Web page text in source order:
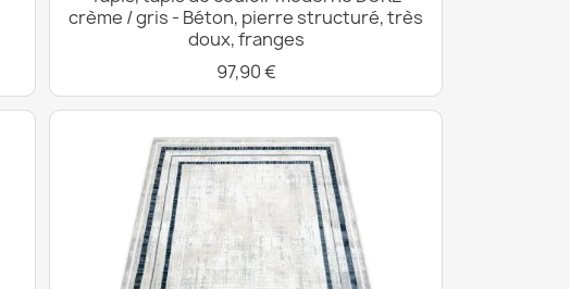
crème / gris - Béton, pierre structuré, très
doux, franges
97,90 €